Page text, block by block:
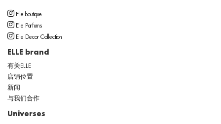
Elle boutique
Elle Parfums
Elle Decor Collection
ELLE brand
有关ELLE
店铺位置
新闻
与我们合作
Universes